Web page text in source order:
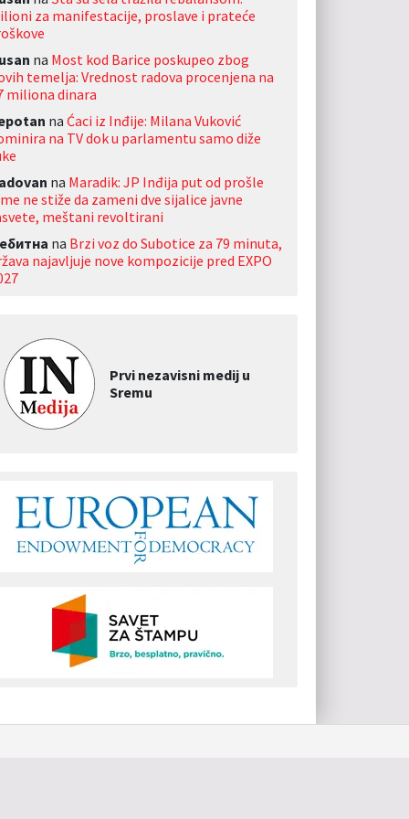
za manifestacije, proslave i prateće
na Most kod Barice poskupeo zbog
temelja: Vrednost radova procenjena na
miliona dinara
na Ćaci iz Inđije: Milana Vuković
na TV dok u parlamentu samo diže
na Maradik: JP Inđija put od prošle
ne stiže da zameni dve sijalice javne
meštani revoltirani
na Brzi voz do Subotice za 79 minuta,
najavljuje nove kompozicije pred EXPO
Prvi nezavisni medij u
Sremu